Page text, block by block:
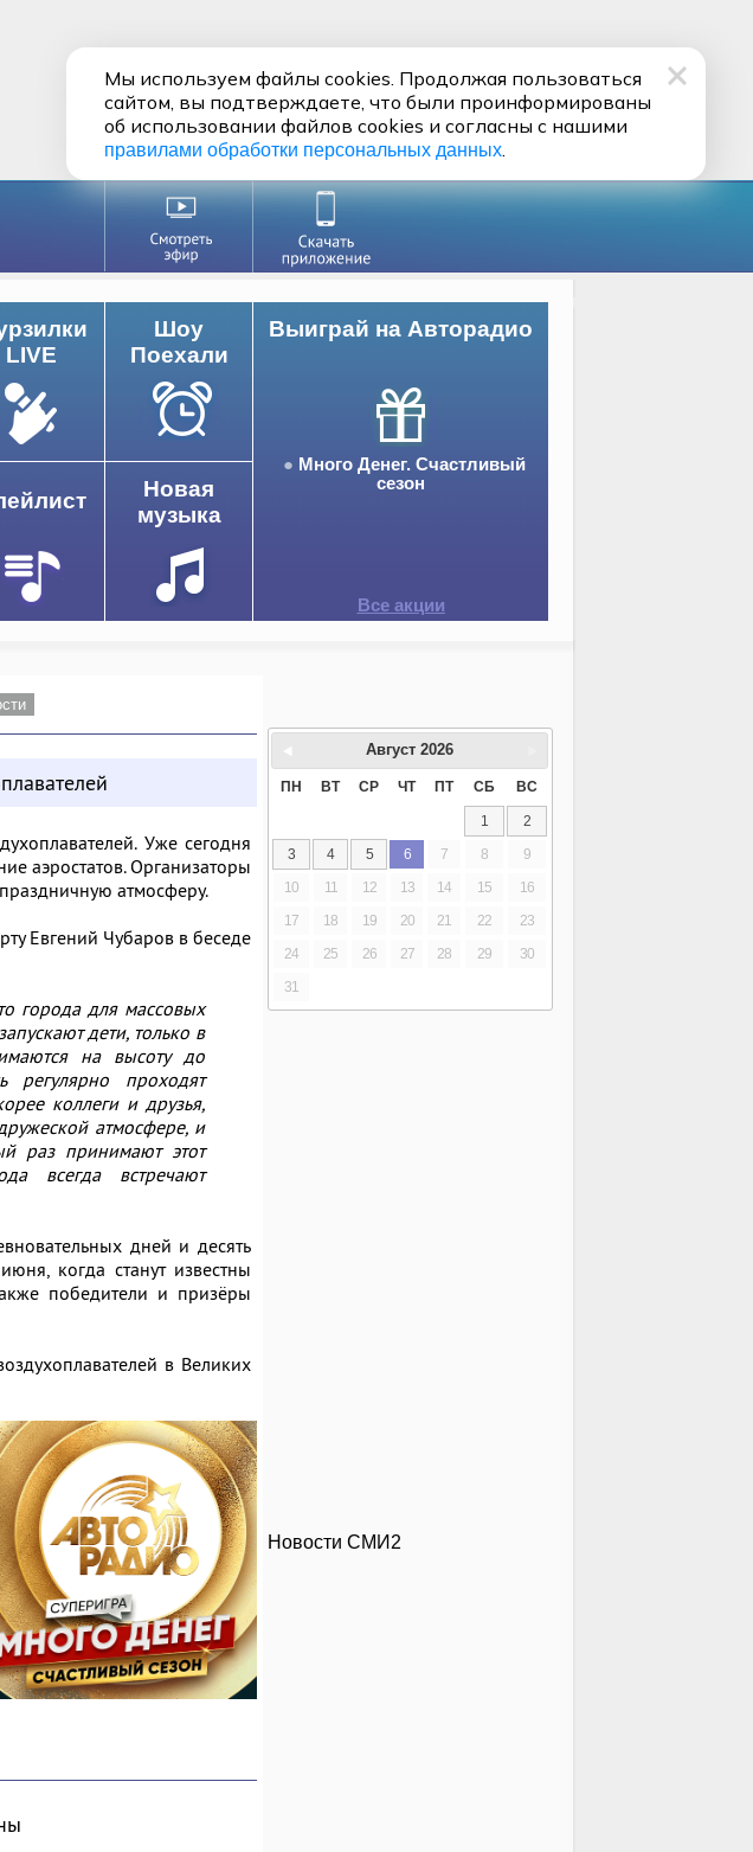
Выиграй на Авторадио
Много Денег. Счастливый
сезон
Все акции
LIVE
Шоу
Поехали
Новая
музыка
Уже сегодня
аэростатов. Организаторы
атмосферу.
Евгений Чубаров в беседе
города для массовых
дети, только в
на высоту до
проходят
коллеги и друзья,
атмосфере, и
раз принимают этот
всегда встречают
дней и десять
когда станут известны
победители и призёры
в Великих
Август 2026
ПН ВТ СР ЧТ ПТ СБ ВС
1
2
3
4 5 6 7 8
9
10
11 12 13 14 15
16
17
18 19 20 21 22
23
24
25 26 27 28 29
30
31
Новости СМИ2
Мы используем файлы cookies. Продолжая пользоваться
сайтом, вы подтверждаете, что были проинформированы
об использовании файлов cookies и согласны с нашими
правилами обработки персональных данных.